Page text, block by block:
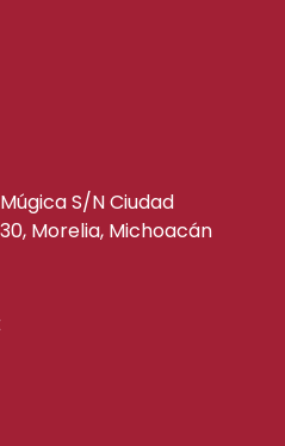
S/N Ciudad
Morelia, Michoacán